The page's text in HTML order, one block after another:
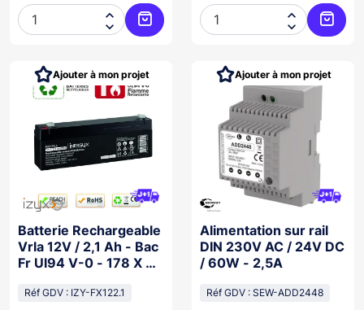


Ajouter au panier


Batterie Rechargeable
Vrla 12V / 2,1 Ah - Bac
Fr Ul94 V-0 - 178 X 35
Réf GDV : IZY-FX122.1
Ajouter à mon projet
Alimentation sur rail
DIN 230V AC / 24V DC
/ 60W - 2,5A
Réf GDV : SEW-ADD2448
Ajouter à mon projet